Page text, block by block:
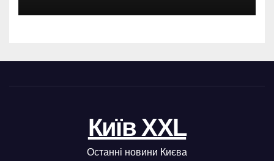
Київ XXL
Останні новини Києва